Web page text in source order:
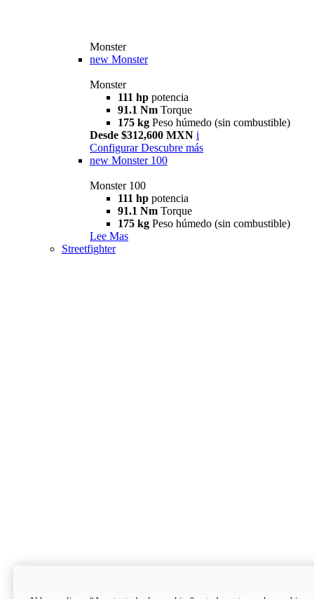
Monster
new Monster
Monster
111 hp potencia
91.1 Nm Torque
175 kg Peso húmedo (sin combustible)
Desde $312,600 MXN i
Configurar Descubre más
new Monster 100
Monster 100
111 hp potencia
91.1 Nm Torque
175 kg Peso húmedo (sin combustible)
Lee Mas
Streetfighter